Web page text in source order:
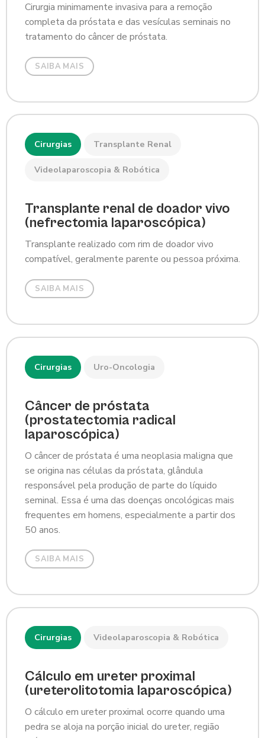
Cirurgia minimamente invasiva para a remoção
completa da próstata e das vesículas seminais no
tratamento do câncer de próstata.
SAIBA MAIS
Cirurgias Transplante Renal
Videolaparoscopia & Robótica
Transplante renal de doador vivo
(nefrectomia laparoscópica)
Transplante realizado com rim de doador vivo
compatível, geralmente parente ou pessoa próxima.
SAIBA MAIS
Cirurgias Uro-Oncologia
Câncer de próstata
(prostatectomia radical
laparoscópica)
O câncer de próstata é uma neoplasia maligna que
se origina nas células da próstata, glândula
responsável pela produção de parte do líquido
seminal. Essa é uma das doenças oncológicas mais
frequentes em homens, especialmente a partir dos
50 anos.
SAIBA MAIS
Cirurgias Videolaparoscopia & Robótica
Cálculo em ureter proximal
(ureterolitotomia laparoscópica)
O cálculo em ureter proximal ocorre quando uma
pedra se aloja na porção inicial do ureter, região